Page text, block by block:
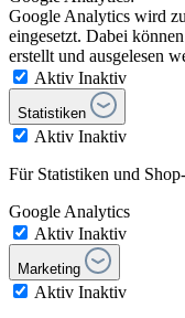
Google Analytics wird
eingesetzt. Dabei
erstellt und ausgelesen
Aktiv Inaktiv
Statistiken
Aktiv Inaktiv
Für Statistiken und
Google Analytics
Aktiv Inaktiv
Marketing
Aktiv Inaktiv